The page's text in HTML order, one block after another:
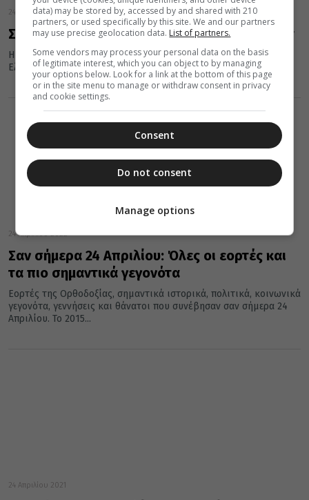
24 Απριλίου 2022
Σήμερα 24 Απριλίου εορτάζει η Αγία Ελισάβετ
Η Εκκλησία σήμερα, 24 Απριλίου, τιμά τη μνήμη της Αγίας
Ελισάβετ της Θαυματουργής.
24 Απριλίου 2022
Σαν σήμερα 24 Απριλίου: Όλες οι εορτές και
τα πιο σημαντικά γεγονότα
Εορτές της Ορθοδοξίας, σημαντικά ιστορικά, πολιτικά, κοινωνικά
γεγονότα, γεννήσεις και θάνατοι που συνέβησαν σαν σήμερα 24
Απριλίου. Το 2015...
24 Απριλίου 2021
data) may be stored by, accessed by and shared with 210
partners, or used specifically by this site. We and our partners
may use precise geolocation data. List of partners.
Some vendors may process your personal data on the basis
of legitimate interest, which you can object to by managing
your options below. Look for a link at the bottom of this page
or in the site menu to manage or withdraw consent in privacy
and cookie settings.
Consent
Do not consent
Manage options